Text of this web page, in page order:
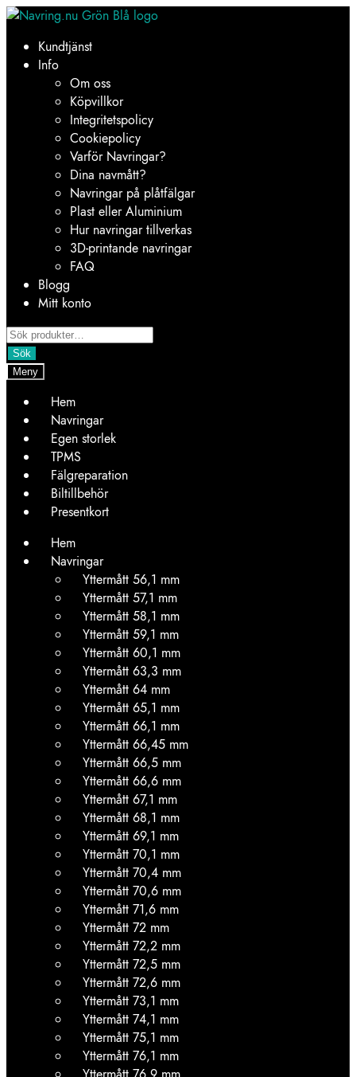
Hoppa
navigering
Hoppa
innehållKundtjänst
Info
Om oss
Köpvillkor
Integritetspolicy
Cookiepolicy
Varför Navringar?
Dina navmått?
Navringar på plåtfälgar
Plast eller Aluminium
Hur navringar tillverkas
3D-printande navringar
FAQ
Blogg
Mitt konto
Products
search
Sök
Meny
Hem
Navringar
Egen storlek
TPMS
Fälgreparation
Biltillbehör
Presentkort
Hem
Navringar
Yttermått 56,1 mm
Yttermått 57,1 mm
Yttermått 58,1 mm
Yttermått 59,1 mm
Yttermått 60,1 mm
Yttermått 63,3 mm
Yttermått 64 mm
Yttermått 65,1 mm
Yttermått 66,1 mm
Yttermått 66,45 mm
Yttermått 66,5 mm
Yttermått 66,6 mm
Yttermått 67,1 mm
Yttermått 68,1 mm
Yttermått 69,1 mm
Yttermått 70,1 mm
Yttermått 70,4 mm
Yttermått 70,6 mm
Yttermått 71,6 mm
Yttermått 72 mm
Yttermått 72,2 mm
Yttermått 72,5 mm
Yttermått 72,6 mm
Yttermått 73,1 mm
Yttermått 74,1 mm
Yttermått 75,1 mm
Yttermått 76,1 mm